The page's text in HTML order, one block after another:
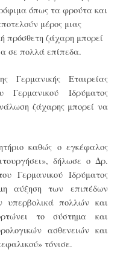
όπως τα φρούτα και
μέρος μιας
πρόσθετη ζάχαρη μπορεί
σε πολλά επίπεδα.
Εταιρείας
Ιδρύματος
ζάχαρης μπορεί να
καθώς ο εγκέφαλος
δήλωσε ο Δρ.
Γερμανικού Ιδρύματος
αύξηση των επιπέδων
πολλών και
το σύστημα και
ασθενειών και
τόνισε.